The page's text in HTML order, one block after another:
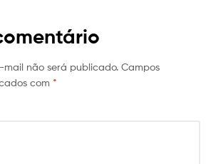
não será publicado. Campos
com *